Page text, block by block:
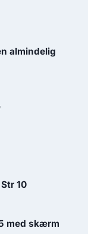
almindelig
10
med skærm